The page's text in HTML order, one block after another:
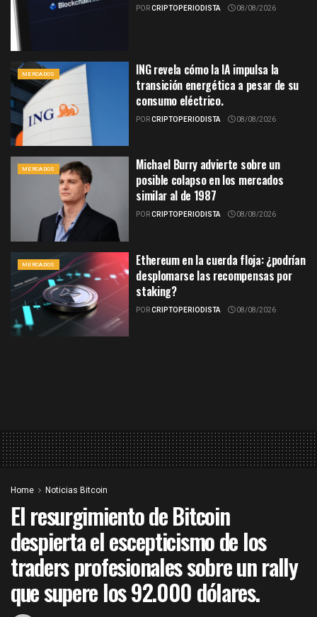
PORCRIPTOPERIODISTA 08/08/2026
MERCADOS
ING revela cómo la IA impulsa la
transición energética a pesar de su
consumo eléctrico.
PORCRIPTOPERIODISTA 08/08/2026
MERCADOS
Michael Burry advierte sobre un
posible colapso en los mercados
similar al de 1987
PORCRIPTOPERIODISTA 08/08/2026
MERCADOS
Ethereum en la cuerda floja: ¿podrían
desplomarse las recompensas por
staking?
PORCRIPTOPERIODISTA 08/08/2026
Home Noticias Bitcoin
El resurgimiento de Bitcoin
despierta el escepticismo de los
traders profesionales sobre un rally
que supere los 92.000 dólares.